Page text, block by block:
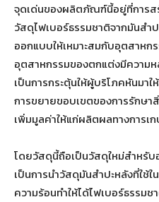
จุดเด่นของผลิตภัณฑ์นี้อยู่ที่การส
วัสดุไฟเบอร์ธรรมชาติจากมันสำ
ออกแบบให้เหมาะสมกับอุตสาหก
อุตสาหกรรมของตกแต่งมีความ
เป็นการกระตุ้นให้ผู้บริโภคหันมา
การขยายขอบเขตของการรักษา
เพิ่มมูลค่าให้แก่ผลิตผลทางการเ
โดยวัสดุนี้ถือเป็นวัสดุใหม่สำหรั
เป็นการนำวัสดุมันสำปะหลังที่ใช้
ความร้อนทำให้ได้ไฟเบอร์ธรรม